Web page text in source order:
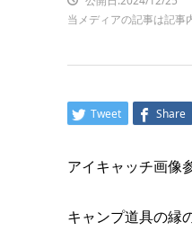
当メディアの記事は記事
Tweet Share
アイキャッチ画像
キャンプ道具の縁